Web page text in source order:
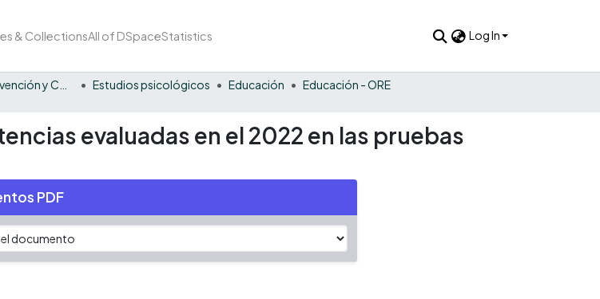
& CollectionsAll of DSpaceStatistics Log In
Estudios psicológicos Educación
Educación - ORE
evaluadas en el 2022 en las pruebas
PDF